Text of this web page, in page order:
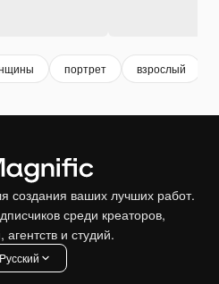
портрет взрослый
создания ваших лучших работ.
среди креаторов,
и студий.
Pусский